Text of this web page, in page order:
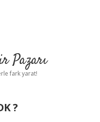
Pazarı
fark yarat!
?